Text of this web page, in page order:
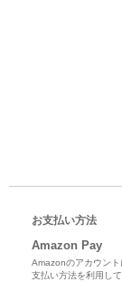
お支払い方法
Amazon Pay
Amazonのアカウン
支払い方法を利用して